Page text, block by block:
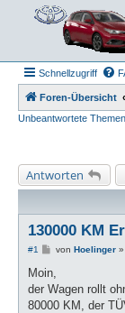
Schnellzugriff
Foren-Übersicht
Unbeantwortete Themen
Antworten
130000 KM
#1
B
i
t
r
a
von Hoelinger»
Moin,
der Wagen rollt
80000 KM, der